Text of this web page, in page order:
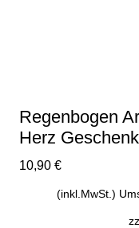
Regenbogen
Herz
10,90 €
(inkl.MwSt.)